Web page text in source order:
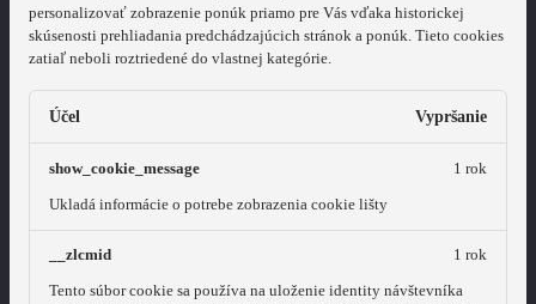
personalizovať zobrazenie ponúk priamo pre Vás vďaka historickej
skúsenosti prehliadania predchádzajúcich stránok a ponúk. Tieto cookies
zatiaľ neboli roztriedené do vlastnej kategórie.
Účel Vypršanie
show_cookie_message
Ukladá informácie o potrebe zobrazenia cookie lišty
1 rok
__zlcmid
Tento súbor cookie sa používa na uloženie identity návštevníka
1 rok